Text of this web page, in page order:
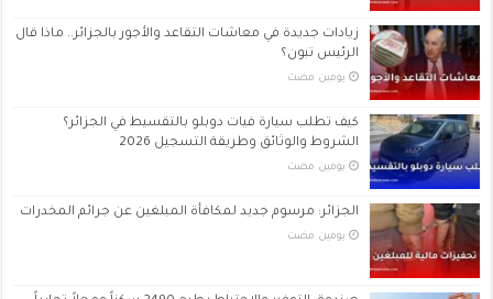
زيادات جديدة في معاشات التقاعد والأجور بالجزائر.. ماذا قال
الرئيس تبون؟
‏يومين مضت
كيف تطلب سيارة فيات دوبلو بالتقسيط في الجزائر؟
الشروط والوثائق وطريقة التسجيل 2026
‏يومين مضت
الجزائر: مرسوم جديد لمكافأة المبلغين عن جرائم المخدرات
‏يومين مضت